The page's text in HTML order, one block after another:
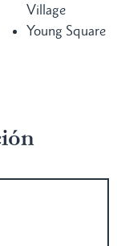
Village
Young Square